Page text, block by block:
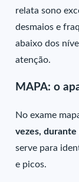
relata sono
desmaios e
abaixo dos
atenção.
MAPA: o
No exame
vezes, durante
serve para
e picos.